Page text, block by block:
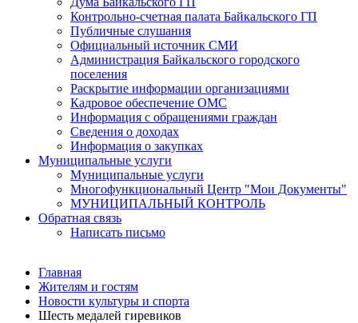
Контрольно-счетная палата Байкальского ГП
Публичные слушания
Официальный источник СМИ
Администрация Байкальского городского
поселения
Раскрытие информации организациями
Кадровое обеспечение ОМС
Информация с обращениями граждан
Сведения о доходах
Информация о закупках
Муниципальные услуги
Муниципальные услуги
Многофункциональный Центр "Мои Документы"
МУНИЦИПАЛЬНЫЙ КОНТРОЛЬ
Обратная связь
Написать письмо
Главная
Жителям и гостям
Новости культуры и спорта
Шесть медалей гиревиков